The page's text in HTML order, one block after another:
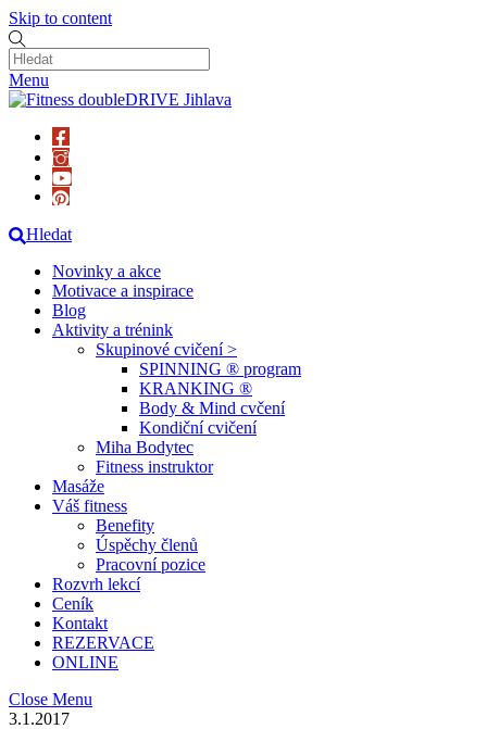
Skip to content
Menu
Hledat
Novinky a akce
Motivace a inspirace
Blog
Aktivity a trénink
Skupinové cvičení >
SPINNING ® program
KRANKING ®
Body & Mind cvčení
Kondiční cvičení
Miha Bodytec
Fitness instruktor
Masáže
Váš fitness
Benefity
Úspěchy členů
Pracovní pozice
Rozvrh lekcí
Ceník
Kontakt
REZERVACE
ONLINE
Close Menu
3.1.2017